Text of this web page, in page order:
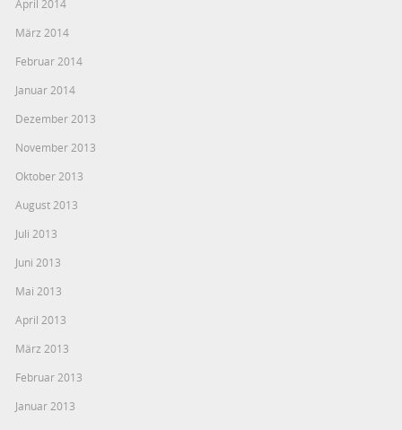
April 2014
März 2014
Februar 2014
Januar 2014
Dezember 2013
November 2013
Oktober 2013
August 2013
Juli 2013
Juni 2013
Mai 2013
April 2013
März 2013
Februar 2013
Januar 2013